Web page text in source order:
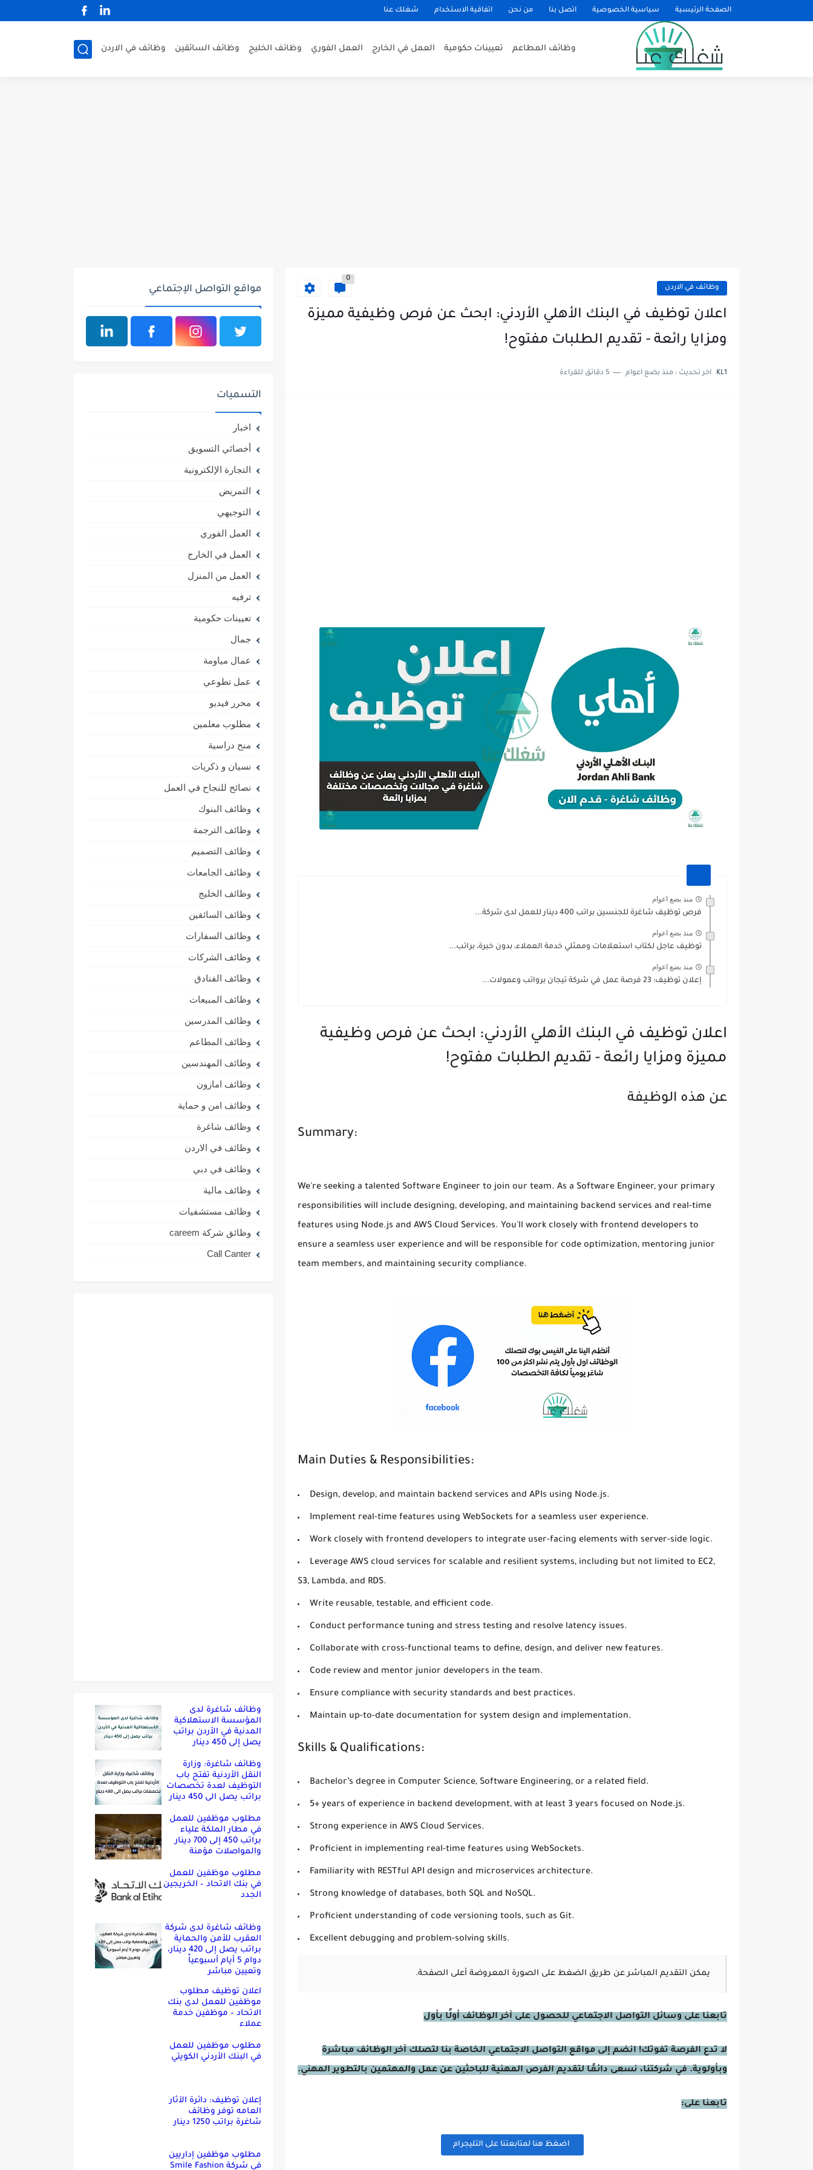
الصفحة الرئيسية سياسية الخصوصية اتصل بنا من نحن اتفاقية الاستخدام شغلك عنا
وظائف المطاعم تعيينات حكومية العمل في الخارج العمل الفوري وظائف الخليج وظائف السائقين وظائف في الاردن
وظائف في الاردن
0
اعلان توظيف في البنك الأهلي الأردني: ابحث عن فرص وظيفية مميزة
ومزايا رائعة - تقديم الطلبات مفتوح!
KL1 اخر تحديث : منذ بضع اعوام 5 دقائق للقراءة
منذ بضع اعوام
فرص توظيف شاغرة للجنسين براتب 400 دينار للعمل لدى شركة...
منذ بضع اعوام
توظيف عاجل لكتاب استعلامات وممثلي خدمة العملاء، بدون خبرة، براتب...
منذ بضع اعوام
إعلان توظيف: 23 فرصة عمل في شركة تيجان برواتب وعمولات...
اعلان توظيف في البنك الأهلي الأردني: ابحث عن فرص وظيفية
مميزة ومزايا رائعة - تقديم الطلبات مفتوح!
عن هذه الوظيفة
Summary:
We're seeking a talented Software Engineer to join our team. As a Software Engineer, your primary
responsibilities will include designing, developing, and maintaining backend services and real-time
features using Node.js and AWS Cloud Services. You'll work closely with frontend developers to
ensure a seamless user experience and will be responsible for code optimization, mentoring junior
team members, and maintaining security compliance.
Main Duties & Responsibilities:
Design, develop, and maintain backend services and APIs using Node.js.
Implement real-time features using WebSockets for a seamless user experience.
Work closely with frontend developers to integrate user-facing elements with server-side logic.
Leverage AWS cloud services for scalable and resilient systems, including but not limited to EC2,
S3, Lambda, and RDS.
Write reusable, testable, and efficient code.
Conduct performance tuning and stress testing and resolve latency issues.
Collaborate with cross-functional teams to define, design, and deliver new features.
Code review and mentor junior developers in the team.
Ensure compliance with security standards and best practices.
Maintain up-to-date documentation for system design and implementation.
Skills & Qualifications:
Bachelor’s degree in Computer Science, Software Engineering, or a related field.
5+ years of experience in backend development, with at least 3 years focused on Node.js.
Strong experience in AWS Cloud Services.
Proficient in implementing real-time features using WebSockets.
Familiarity with RESTful API design and microservices architecture.
Strong knowledge of databases, both SQL and NoSQL.
Proficient understanding of code versioning tools, such as Git.
Excellent debugging and problem-solving skills.
يمكن التقديم المباشر عن طريق الضغط على الصورة المعروضة أعلى الصفحة.
تابعنا على وسائل التواصل الاجتماعي للحصول على آخر الوظائف أولًا بأول
لا تدع الفرصة تفوتك! انضم إلى مواقع التواصل الاجتماعي الخاصة بنا لتصلك آخر الوظائف مباشرة
وبأولوية. في شركتنا، نسعى دائمًا لتقديم الفرص المهنية للباحثين عن عمل والمهتمين بالتطوير المهني.
تابعنا على:
اضغظ هنا لمتابعتنا على التليجرام
مواقع التواصل الإجتماعي
التسميات
اخبار
أخصائي التسويق
التجارة الإلكترونية
التمريض
التوجيهي
العمل الفوري
العمل في الخارج
العمل من المنزل
ترفيه
تعيينات حكومية
جمال
عمال مياومة
عمل تطوعي
محرر فيديو
مطلوب معلمين
منح دراسية
نسيان و ذكريات
نصائح للنجاح في العمل
وظائف البنوك
وظائف الترجمة
وظائف التصميم
وظائف الجامعات
وظائف الخليج
وظائف السائقين
وظائف السفارات
وظائف الشركات
وظائف الفنادق
وظائف المبيعات
وظائف المدرسين
وظائف المطاعم
وظائف المهندسين
وظائف امازون
وظائف امن و حماية
وظائف شاغرة
وظائف في الاردن
وظائف في دبي
وظائف مالية
وظائف مستشفيات
وظائق شركة careem
Call Canter
وظائف شاغرة لدى
المؤسسة الاستهلاكية
المدنية في الأردن براتب
يصل إلى 450 دينار
وظائف شاغرة: وزارة
النقل الأردنية تفتح باب
التوظيف لعدة تخصصات
براتب يصل الى 450 دينار
مطلوب موظفين للعمل
في مطار الملكة علياء
براتب 450 إلى 700 دينار
والمواصلات مؤمنة
مطلوب موظفين للعمل
في بنك الاتحاد – الخريجين
الجدد
وظائف شاغرة لدى شركة
العقرب للأمن والحماية
براتب يصل إلى 420 دينار،
دوام 5 أيام أسبوعياً
وتعيين مباشر
اعلان توظيف مطلوب
موظفين للعمل لدى بنك
الاتحاد – موظفين خدمة
عملاء
مطلوب موظفين للعمل
في البنك الأردني الكويتي
إعلان توظيف: دائرة الآثار
العامه توفر وظائف
شاغرة براتب 1250 دينار
مطلوب موظفين إداريين
في شركة Smile Fashion